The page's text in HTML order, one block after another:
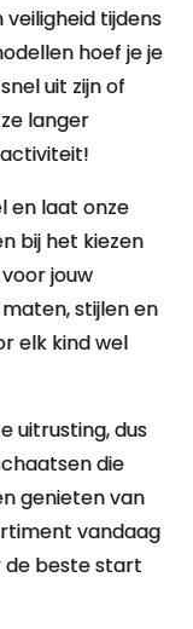
tijdens
hoef je je
uit zijn of
langer
en laat onze
bij het kiezen
jouw
stijlen en
elk kind wel
uitrusting, dus
die
genieten van
vandaag
de beste start